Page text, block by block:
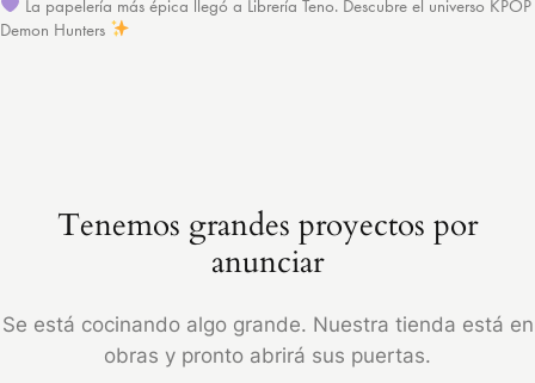
La papelería más épica llegó a Librería Teno. Descubre el universo KPOP
Demon Hunters
Tenemos grandes proyectos por
anunciar
Se está cocinando algo grande. Nuestra tienda está en
obras y pronto abrirá sus puertas.